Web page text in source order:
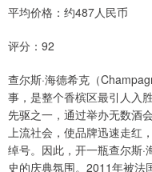
平均价格：约487人民币
评分：92
查尔斯·海德希克（
事，是整个香槟区最引人入
先驱之一，通过举办无数酒
上流社会，使品牌迅速走红
绰号。因此，开一瓶查尔斯
史的庆典氛围。2011年被法